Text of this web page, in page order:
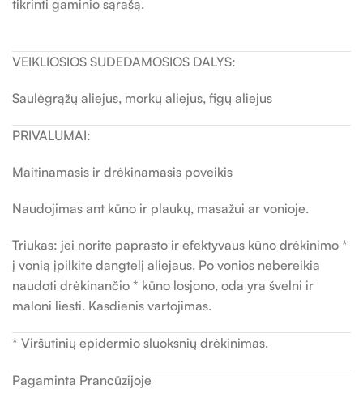
tikrinti gaminio sąrašą.
VEIKLIOSIOS SUDEDAMOSIOS DALYS:
Saulėgrąžų aliejus, morkų aliejus, figų aliejus
PRIVALUMAI:
Maitinamasis ir drėkinamasis poveikis
Naudojimas ant kūno ir plaukų, masažui ar vonioje.
Triukas: jei norite paprasto ir efektyvaus kūno drėkinimo *
į vonią įpilkite dangtelį aliejaus. Po vonios nebereikia
naudoti drėkinančio * kūno losjono, oda yra švelni ir
maloni liesti. Kasdienis vartojimas.
* Viršutinių epidermio sluoksnių drėkinimas.
Pagaminta Prancūzijoje